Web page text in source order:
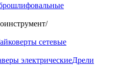
/
сетевые
электрическиеДрели